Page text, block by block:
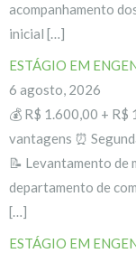
acompanhamento
inicial […]
ESTÁGIO EM
6 agosto, 2026
💰 R$ 1.600,00 +
vantagens ⏰
📝 Levantamento de
departamento de
[…]
ESTÁGIO EM